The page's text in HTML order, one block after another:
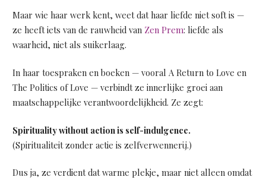
Maar wie haar werk kent, weet dat haar liefde niet soft is —
ze heeft iets van de rauwheid van Zen Prem: liefde als
waarheid, niet als suikerlaag.
In haar toespraken en boeken — vooral A Return to Love en
The Politics of Love — verbindt ze innerlijke groei aan
maatschappelijke verantwoordelijkheid. Ze zegt:
Spirituality without action is self-indulgence.
(Spiritualiteit zonder actie is zelfverwennerij.)
Dus ja, ze verdient dat warme plekje, maar niet alleen omdat